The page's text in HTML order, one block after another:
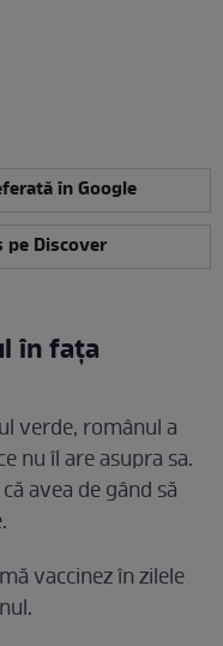
în Google
pe Discover
în fața
verde, românul a
nu îl are asupra sa.
avea de gând să
vaccinez în zilele